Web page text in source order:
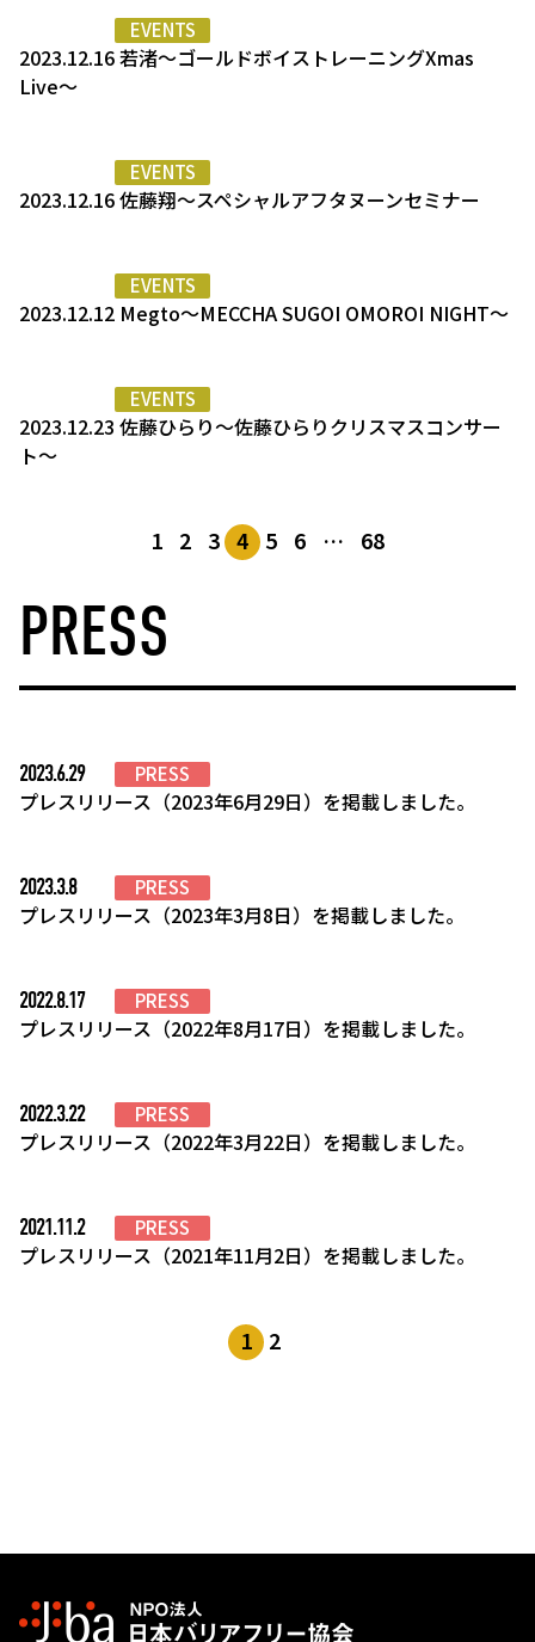
EVENTS
2023.12.16 若渚〜ゴールドボイストレーニングXmas
Live〜
EVENTS
2023.12.16 佐藤翔〜スペシャルアフタヌーンセミナー
EVENTS
2023.12.12 Megto〜MECCHA SUGOI OMOROI NIGHT〜
EVENTS
2023.12.23 佐藤ひらり〜佐藤ひらりクリスマスコンサー
ト〜
1 2 3 4 5 6 … 68
PRESS
2023.6.29 PRESS
プレスリリース（2023年6月29日）を掲載しました。
2023.3.8 PRESS
プレスリリース（2023年3月8日）を掲載しました。
2022.8.17 PRESS
プレスリリース（2022年8月17日）を掲載しました。
2022.3.22 PRESS
プレスリリース（2022年3月22日）を掲載しました。
2021.11.2 PRESS
プレスリリース（2021年11月2日）を掲載しました。
1 2